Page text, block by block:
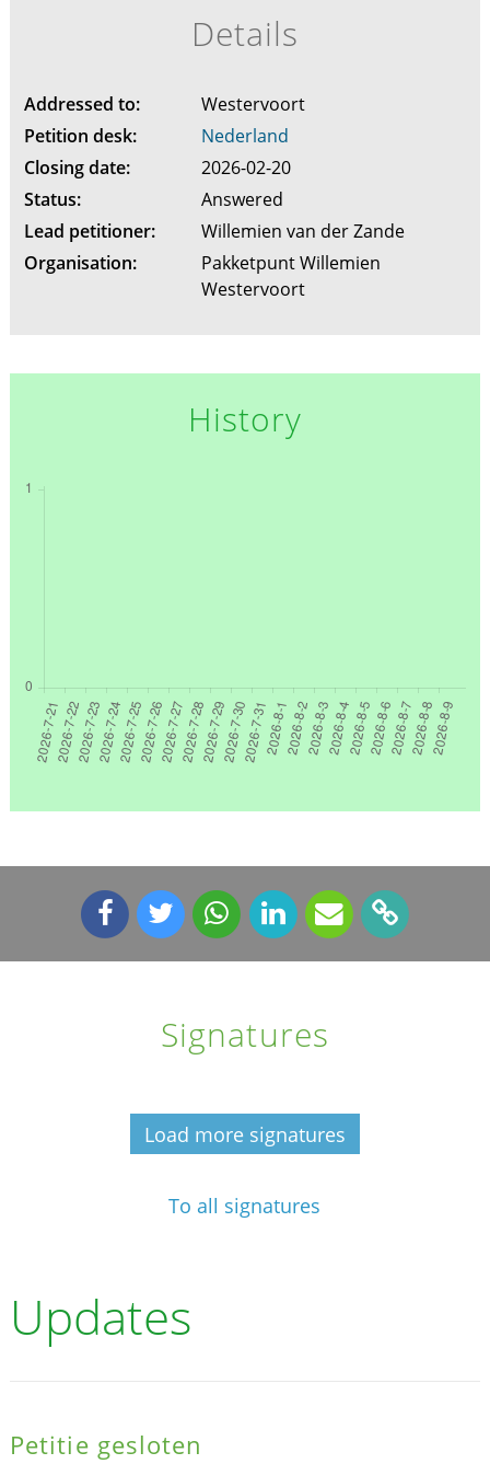
Details
Addressed to:
Westervoort
Petition desk:
Nederland
Closing date:
2026-02-20
Status:
Answered
Lead petitioner:
Willemien van der Zande
Organisation:
Pakketpunt Willemien
Westervoort
History
Signatures
Load more signatures
To all signatures
Updates
Petitie gesloten